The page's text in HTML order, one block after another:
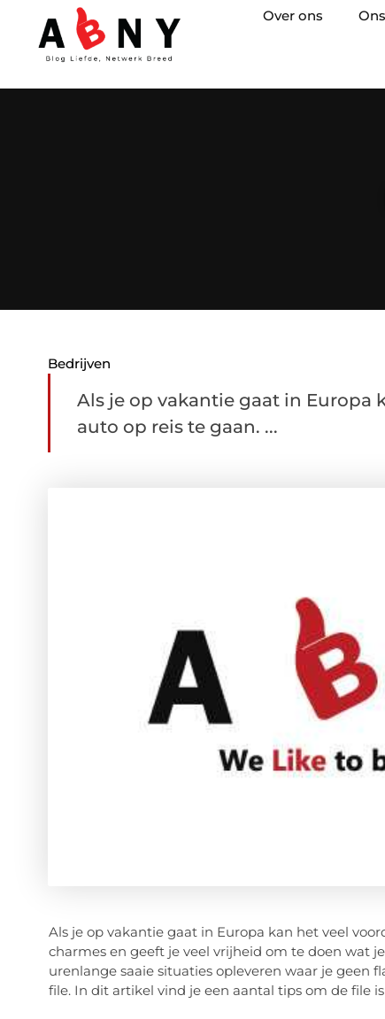
Over ons
Bedrijven
Als je op vakantie gaat in Europa
auto op reis te gaan. ...
Als je op vakantie gaat in Europa kan het veel
charmes en geeft je veel vrijheid om te doen wat
urenlange saaie situaties opleveren waar je geen
file. In dit artikel vind je een aantal tips om de file